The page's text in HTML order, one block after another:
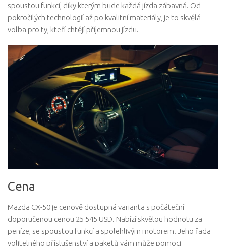
spoustou funkcí, díky kterým bude každá jízda zábavná. Od
pokročilých technologií až po kvalitní materiály, je to skvělá
volba pro ty, kteří chtějí příjemnou jízdu.
Cena
Mazda CX-50 je cenově dostupná varianta s počáteční
doporučenou cenou 25 545 USD. Nabízí skvělou hodnotu za
peníze, se spoustou funkcí a spolehlivým motorem. Jeho řada
volitelného příslušenství a paketů vám může pomoci